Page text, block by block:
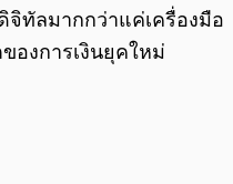
จิทัลมากกว่าแค่เครื่องมือ
องการเงินยุคใหม่